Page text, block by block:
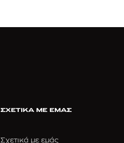
ΣΧΕΤΙΚΑ ΜΕ ΕΜΑΣ
Σχετικά με εμάς